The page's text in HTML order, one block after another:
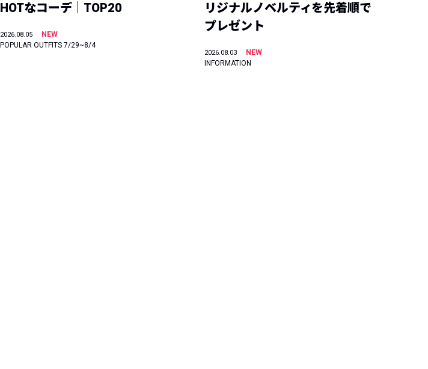
HOTなコーデ｜TOP20
2026.08.05
NEW
POPULAR OUTFITS 7/29~8/4
リジナルノベルティを先着順で
プレゼント
2026.08.03
NEW
INFORMATION